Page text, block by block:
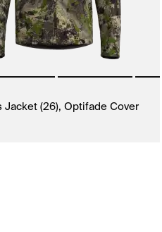
Jacket (26), Optifade Cover